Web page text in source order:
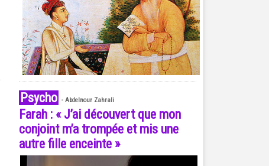
Psycho - Abdelnour Zahrali
Farah : « J’ai découvert que mon
conjoint m’a trompée et mis une
autre fille enceinte »